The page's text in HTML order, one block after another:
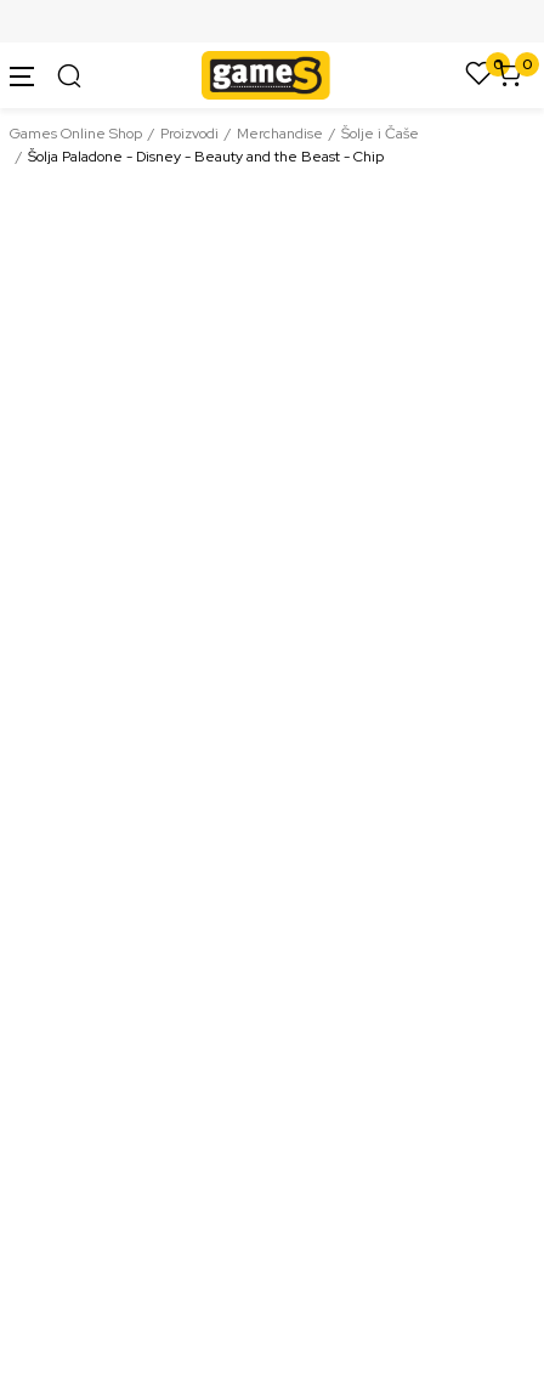
0 0
Games Online Shop Proizvodi Merchandise
Šolje i Čaše
Šolja Paladone - Disney - Beauty and the Beast - Chip